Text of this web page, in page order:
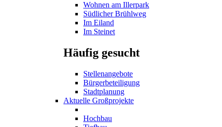
Wohnen am Illerpark
Südlicher Brühlweg
Im Eiland
Im Steinet
Häufig gesucht
Stellenangebote
Bürgerbeteiligung
Stadtplanung
Aktuelle Großprojekte
Hochbau